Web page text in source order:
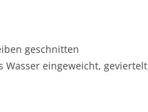
geschnitten
Wasser eingeweicht, geviertelt